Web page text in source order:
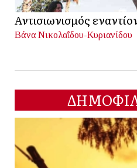
Αντισιωνισμός
Βάνα Νικολαΐδου-Κυριανίδου